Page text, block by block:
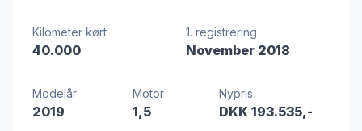
Kilometer kørt
40.000
1. registrering
November 2018
Modelår
2019
Motor
1,5
Nypris
DKK 193.535,-